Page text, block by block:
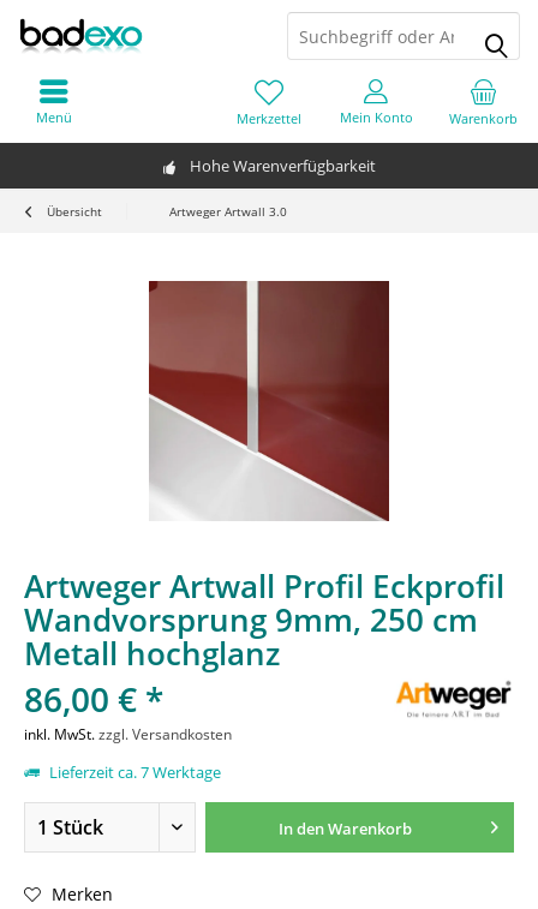
Hohe Warenverfügbarkeit
Warenkorb
Merkzettel Mein Konto
Menü
Übersicht Artweger Artwall 3.0
Artweger Artwall Profil Eckprofil
Wandvorsprung 9mm, 250 cm
Metall hochglanz
86,00 € *
inkl. MwSt.zzgl. Versandkosten
Lieferzeit ca. 7 Werktage
In denWarenkorb
Merken